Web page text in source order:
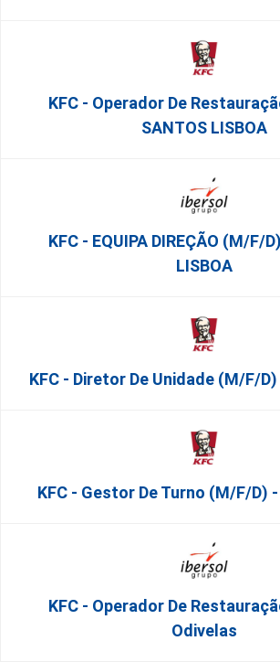
KFC - Operador De
SANTOS LISBOA
KFC - EQUIPA DIREÇÃO (m/f/
LISBOA
KFC - Diretor De Unidade (m/f/
KFC - Gestor De Turno (m/f/d)
KFC - Operador De
Odivelas